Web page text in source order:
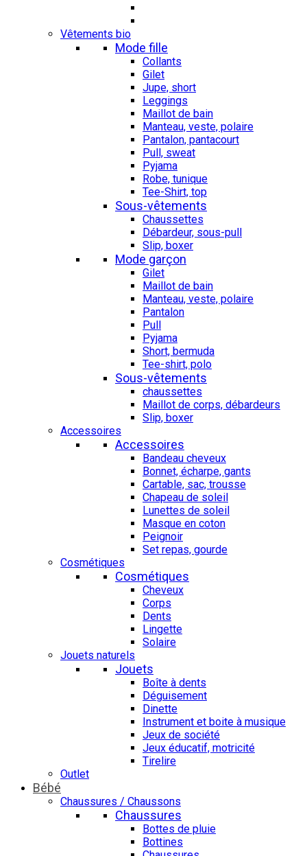
Vêtements bio
Mode fille
Collants
Gilet
Jupe, short
Leggings
Maillot de bain
Manteau, veste, polaire
Pantalon, pantacourt
Pull, sweat
Pyjama
Robe, tunique
Tee-Shirt, top
Sous-vêtements
Chaussettes
Débardeur, sous-pull
Slip, boxer
Mode garçon
Gilet
Maillot de bain
Manteau, veste, polaire
Pantalon
Pull
Pyjama
Short, bermuda
Tee-shirt, polo
Sous-vêtements
chaussettes
Maillot de corps, débardeurs
Slip, boxer
Accessoires
Accessoires
Bandeau cheveux
Bonnet, écharpe, gants
Cartable, sac, trousse
Chapeau de soleil
Lunettes de soleil
Masque en coton
Peignoir
Set repas, gourde
Cosmétiques
Cosmétiques
Cheveux
Corps
Dents
Lingette
Solaire
Jouets naturels
Jouets
Boîte à dents
Déguisement
Dinette
Instrument et boite à musique
Jeux de société
Jeux éducatif, motricité
Tirelire
Outlet
Bébé
Chaussures / Chaussons
Chaussures
Bottes de pluie
Bottines